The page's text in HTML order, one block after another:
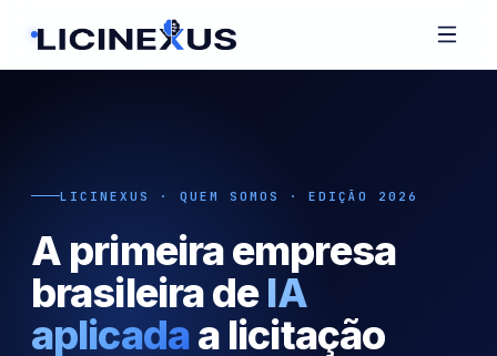
LICINEXUS · QUEM SOMOS · EDIÇÃO 2026
A primeira empresa
brasileira deIA
aplicadaa licitação